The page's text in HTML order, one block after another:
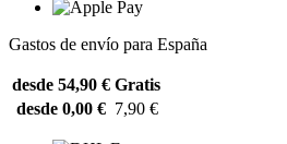
Gastos de envío para España
desde 54,90 € Gratis
desde 0,00 € 7,90 €